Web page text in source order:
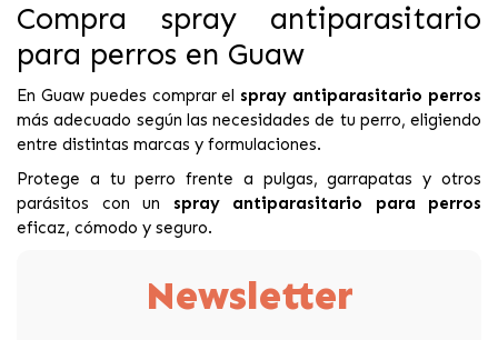
Compra spray antiparasitario
para perros en Guaw
En Guaw puedes comprar el spray antiparasitario perros
más adecuado según las necesidades de tu perro, eligiendo
entre distintas marcas y formulaciones.
Protege a tu perro frente a pulgas, garrapatas y otros
parásitos con un spray antiparasitario para perros
eficaz, cómodo y seguro.
Newsletter